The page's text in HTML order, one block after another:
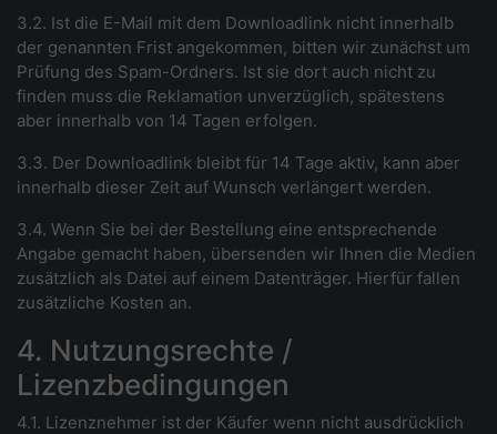
3.2. Ist die E-Mail mit dem Downloadlink nicht innerhalb
der genannten Frist angekommen, bitten wir zunächst um
Prüfung des Spam-Ordners. Ist sie dort auch nicht zu
finden muss die Reklamation unverzüglich, spätestens
aber innerhalb von 14 Tagen erfolgen.
3.3. Der Downloadlink bleibt für 14 Tage aktiv, kann aber
innerhalb dieser Zeit auf Wunsch verlängert werden.
3.4. Wenn Sie bei der Bestellung eine entsprechende
Angabe gemacht haben, übersenden wir Ihnen die Medien
zusätzlich als Datei auf einem Datenträger. Hierfür fallen
zusätzliche Kosten an.
4. Nutzungsrechte /
Lizenzbedingungen
4.1. Lizenznehmer ist der Käufer wenn nicht ausdrücklich